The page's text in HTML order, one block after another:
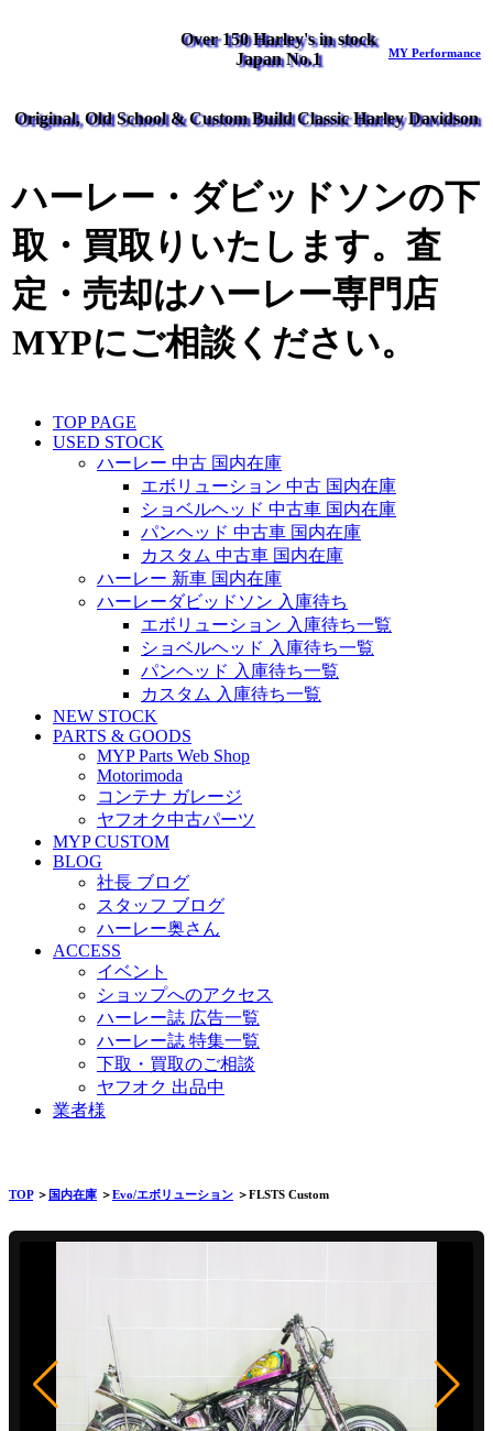
Over 150 Harley's in stock
Japan No.1
MY Performance
Original, Old School & Custom Build Classic Harley Davidson
ハーレー・ダビッドソンの下
取・買取りいたします。査
定・売却はハーレー専門店
MYPにご相談ください。
TOP PAGE
USED STOCK
ハーレー 中古 国内在庫
エボリューション 中古 国内在庫
ショベルヘッド 中古車 国内在庫
パンヘッド 中古車 国内在庫
カスタム 中古車 国内在庫
ハーレー 新車 国内在庫
ハーレーダビッドソン 入庫待ち
エボリューション 入庫待ち一覧
ショベルヘッド 入庫待ち一覧
パンヘッド 入庫待ち一覧
カスタム 入庫待ち一覧
NEW STOCK
PARTS & GOODS
MYP Parts Web Shop
Motorimoda
コンテナ ガレージ
ヤフオク中古パーツ
MYP CUSTOM
BLOG
社長 ブログ
スタッフ ブログ
ハーレー奥さん
ACCESS
イベント
ショップへのアクセス
ハーレー誌 広告一覧
ハーレー誌 特集一覧
下取・買取のご相談
ヤフオク 出品中
業者様
TOP＞ 国内在庫 ＞Evo/エボリューション ＞FLSTS Custom